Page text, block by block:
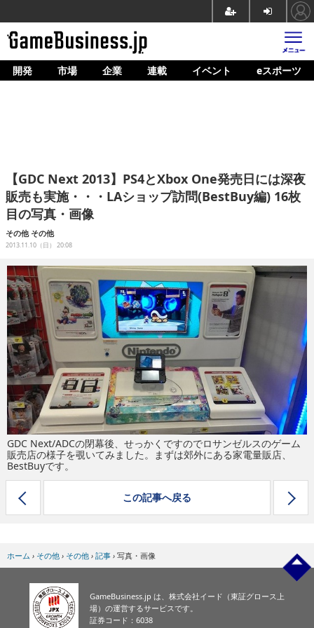
ホーム
企業動向
人材育成
産業政策
連載
イベント/セミナー
eスポーツ
開発 市場 企業 連載 イベント eスポーツ
【GDC Next 2013】PS4とXbox One発売日には深夜
販売も実施・・・LAショップ訪問(BestBuy編) 16枚
目の写真・画像
その他 その他
2013.11.10（日） 20:08
GDC Next/ADCの閉幕後、せっかくですのでロサンゼルスのゲーム
販売店の様子を覗いてみました。まずは郊外にある家電量販店、
BestBuyです。
この記事へ戻る
ホーム › その他 › その他 › 記事 › 写真・画像
GameBusiness.jp は、株式会社イード（東証グロース上
場）の運営するサービスです。
証券コード：6038